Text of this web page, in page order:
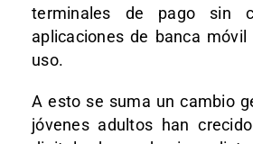
terminales de pago sin
aplicaciones de banca
uso.
A esto se suma un cambio
jóvenes adultos han